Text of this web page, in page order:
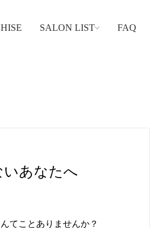
SALON LIST FAQ
いあなたへ
てことありませんか？